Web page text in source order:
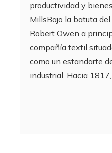
productividad y
MillsBajo la batuta
Robert Owen a
compañía textil
como un estandarte
industrial. Hacia